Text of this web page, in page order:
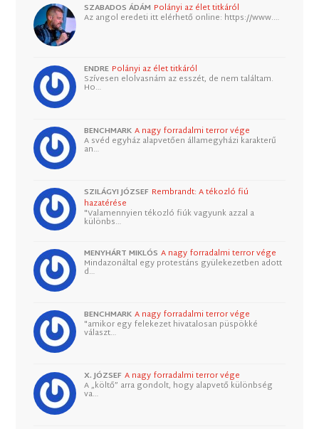
SZABADOS ÁDÁM Polányi az élet titkáról
Az angol eredeti itt elérhető online: https://www.…
ENDRE Polányi az élet titkáról
Szívesen elolvasnám az esszét, de nem találtam.
Ho…
BENCHMARK A nagy forradalmi terror vége
A svéd egyház alapvetően államegyházi karakterű
an…
SZILÁGYI JÓZSEF Rembrandt: A tékozló fiú
hazatérése
"Valamennyien tékozló fiúk vagyunk azzal a
különbs…
MENYHÁRT MIKLÓS A nagy forradalmi terror vége
Mindazonáltal egy protestáns gyülekezetben adott
d…
BENCHMARK A nagy forradalmi terror vége
"amikor egy felekezet hivatalosan püspökké
választ…
X. JÓZSEF A nagy forradalmi terror vége
A „költő” arra gondolt, hogy alapvető különbség
va…